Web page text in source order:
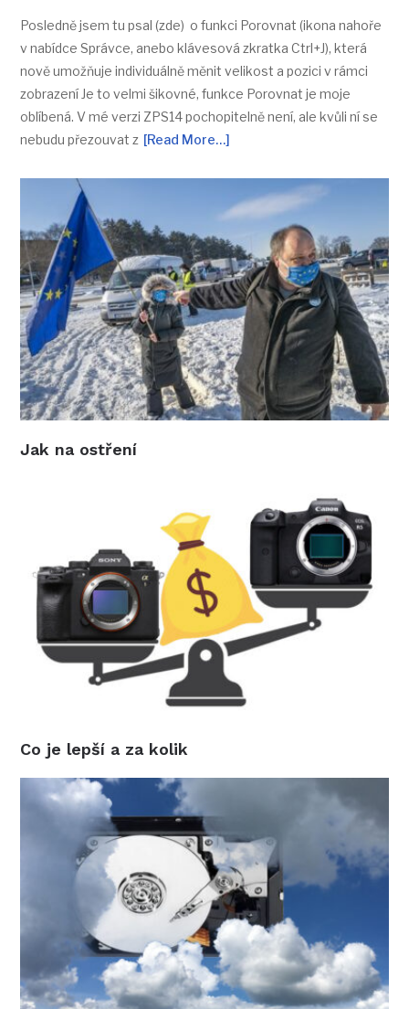
Posledně jsem tu psal (zde) o funkci Porovnat (ikona nahoře
v nabídce Správce, anebo klávesová zkratka Ctrl+J), která
nově umožňuje individuálně měnit velikost a pozici v rámci
zobrazení Je to velmi šikovné, funkce Porovnat je moje
oblíbená. V mé verzi ZPS14 pochopitelně není, ale kvůli ní se
nebudu přezouvat z [Read More…]
Jak na ostření
Co je lepší a za kolik